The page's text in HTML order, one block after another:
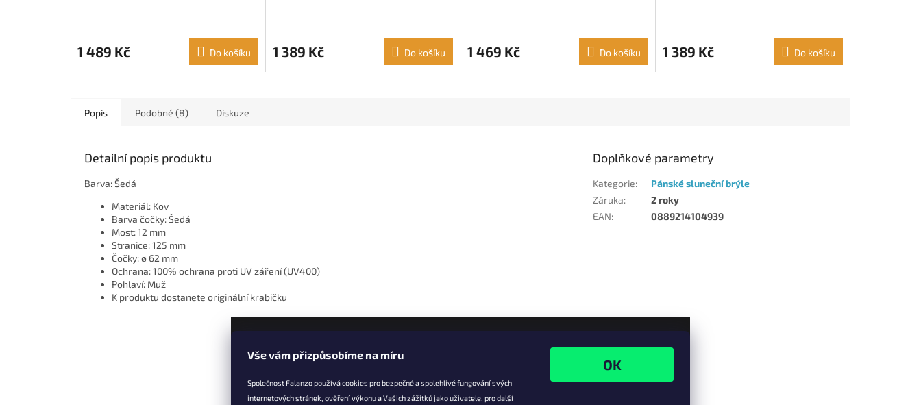
Vše vám přizpůsobíme na míru
Společnost Falanzo používá cookies pro bezpečné a spolehlivé fungování svých
internetových stránek, ověření výkonu a Vašich zážitků jako uživatele, pro další
1 489 Kč Do košíku 1 389 Kč Do košíku 1 469 Kč Do košíku 1 389 Kč Do košíku
Popis Podobné (8) Diskuze
Detailní popis produktu
Barva: Šedá
Materiál: Kov
Barva čočky: Šedá
Most: 12 mm
Stranice: 125 mm
Čočky: ø 62 mm
Ochrana: 100% ochrana proti UV záření (UV400)
Pohlaví: Muž
K produktu dostanete originální krabičku
Doplňkové parametry
Kategorie:
Pánské sluneční brýle
Záruka:
2 roky
EAN: 0889214104939